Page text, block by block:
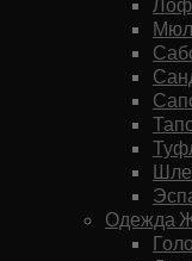
Одежда